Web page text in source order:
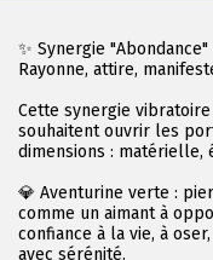
✨ Synergie "Abondance"
Rayonne, attire,
Cette synergie
souhaitent ouvrir les
dimensions :
💎 Aventurine verte :
comme un aimant à
confiance à la vie, à
avec sérénité.